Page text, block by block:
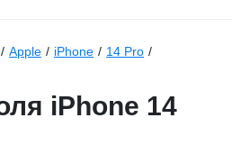
/ Apple / iPhone / 14 Pro /
iPhone 14